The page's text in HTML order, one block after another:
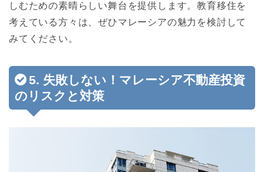
しむための素晴らしい舞台を提供します。教育移住を
考えている方々は、ぜひマレーシアの魅力を検討して
みてください。
5. 失敗しない！マレーシア不動産投資
のリスクと対策